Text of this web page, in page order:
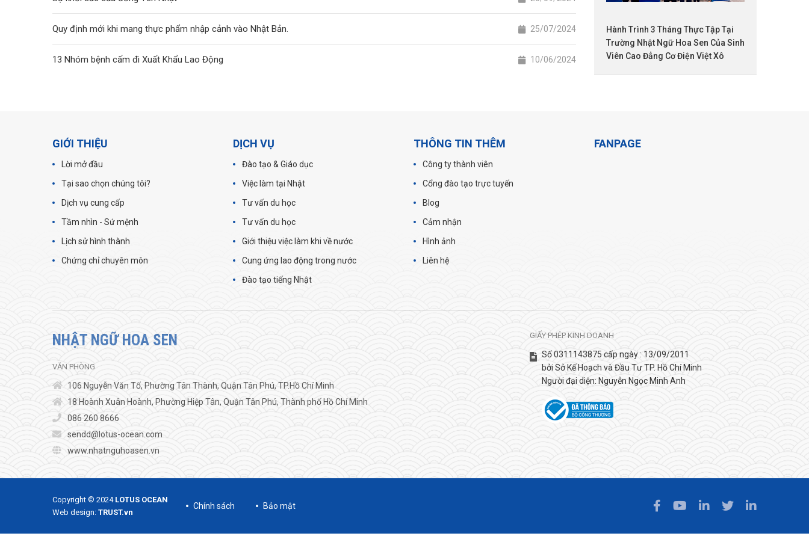
Quy định mới khi mang thực phẩm nhập cảnh vào Nhật Bản. 25/07/2024
13 Nhóm bệnh cấm đi Xuất Khẩu Lao Động 10/06/2024
Hành Trình 3 Tháng Thực Tập Tại
Trường Nhật Ngữ Hoa Sen Của Sinh
Viên Cao Đẳng Cơ Điện Việt Xô
GIỚI THIỆU
Lời mở đầu
Tại sao chọn chúng tôi?
Dịch vụ cung cấp
Tầm nhìn - Sứ mệnh
Lịch sử hình thành
Chứng chỉ chuyên môn
DỊCH VỤ
Đào tạo & Giáo dục
Việc làm tại Nhật
Tư vấn du học
Tư vấn du học
Giới thiệu việc làm khi về nước
Cung ứng lao động trong nước
Đào tạo tiếng Nhật
THÔNG TIN THÊM
Công ty thành viên
Cổng đào tạo trực tuyến
Blog
Cảm nhận
Hình ảnh
Liên hệ
FANPAGE
NHẬT NGỮ HOA SEN
VĂN PHÒNG
106 Nguyễn Văn Tố, Phường Tân Thành, Quận Tân Phú, TP.Hồ Chí Minh
18 Hoành Xuân Hoành, Phường Hiệp Tân, Quận Tân Phú, Thành phố Hồ Chí Minh
086 260 8666
sendd@lotus-ocean.com
www.nhatnguhoasen.vn
GIẤY PHÉP KINH DOANH
Số 0311143875 cấp ngày : 13/09/2011
bởi Sở Kế Hoạch và Đầu Tư TP. Hồ Chí Minh
Người đại diện: Nguyễn Ngọc Minh Anh
Copyright © 2024 LOTUS OCEAN
Web design: TRUST.vn
Chính sách Bảo mật